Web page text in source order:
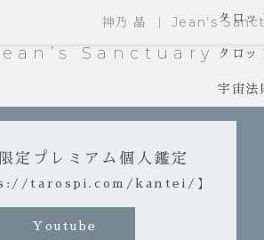
Sanctuary
タロッ
タロッ
宇宙法
定プレミアム個人鑑定
tarospi.com/kantei/】
Youtube
神乃 晶 ｜ Jean’s